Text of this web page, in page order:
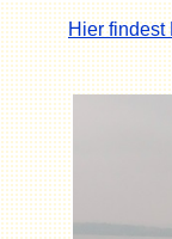
Hier findest